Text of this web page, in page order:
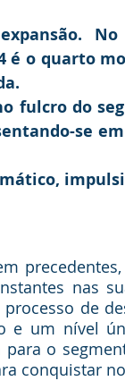
4 é o quarto
fulcro do
se
nas
de
e um nível
o
conquistar